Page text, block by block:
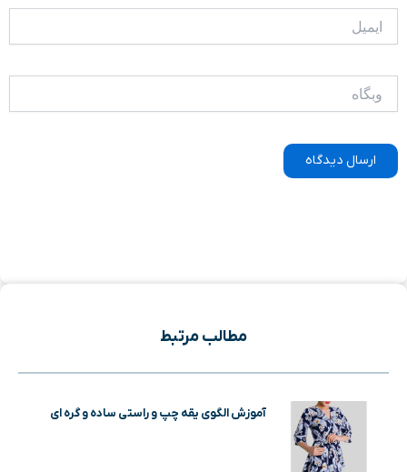
مطالب مرتبط
آموزش الگوی یقه چپ و راستی ساده و گره ای